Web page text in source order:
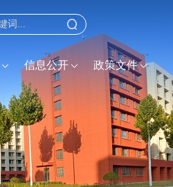
信息公开 政策文件